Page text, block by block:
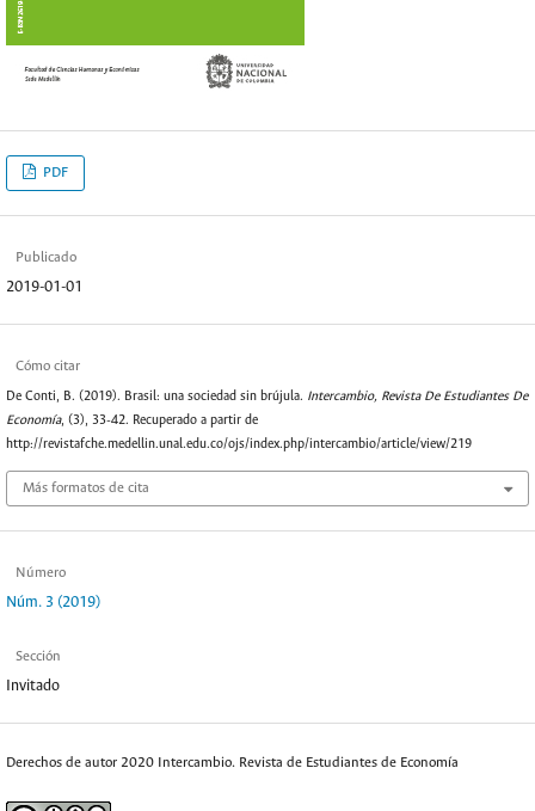
PDF
Publicado
2019-01-01
Cómo citar
De Conti, B. (2019). Brasil: una sociedad sin brújula. Intercambio, Revista De Estudiantes De
Economía, (3), 33-42. Recuperado a partir de
http://revistafche.medellin.unal.edu.co/ojs/index.php/intercambio/article/view/219
Más formatos de cita
Número
Núm. 3 (2019)
Sección
Invitado
Derechos de autor 2020 Intercambio. Revista de Estudiantes de Economía